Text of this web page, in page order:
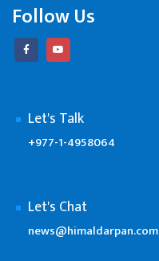
Follow Us
Let's Talk
+977-1-4958064
Let's Chat
news@himaldarpan.com